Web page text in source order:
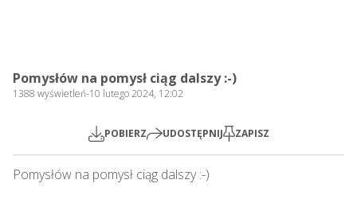
Play
Pomysłów na pomysł ciąg dalszy :-)
1388 wyświetleń-10 lutego 2024, 12:02
POBIERZ UDOSTĘPNIJ ZAPISZ
Pomysłów na pomysł ciąg dalszy :-)